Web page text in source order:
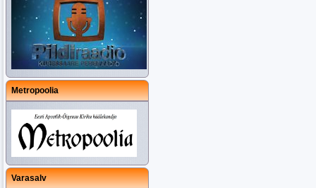
Metropoolia
Varasalv